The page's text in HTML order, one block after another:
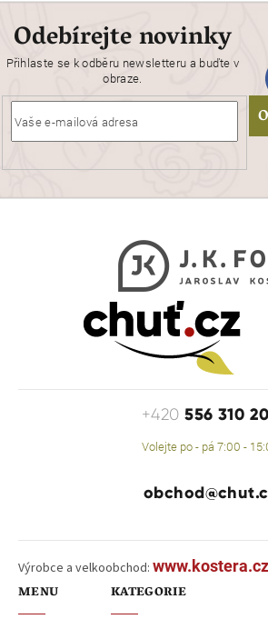
í
p
r
k
p
s
Odebírejte novinky
Přihlaste se k odběru newsletteru a buďte v
obraze.
+420556 310
Volejte po - pá 7:00 -
Výrobce a velkoobchod: www.kostera.cz
MENU KATEGORIE